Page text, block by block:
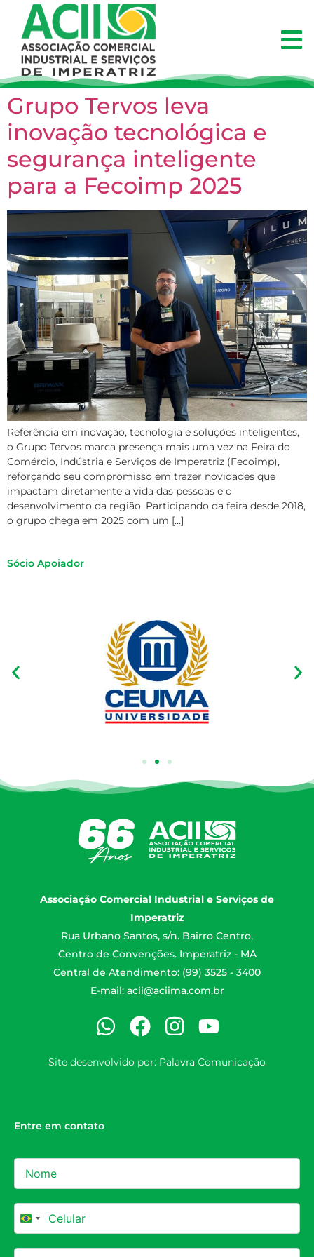
Grupo Tervos leva
inovação tecnológica e
segurança inteligente
para a Fecoimp 2025
Referência em inovação, tecnologia e soluções inteligentes,
o Grupo Tervos marca presença mais uma vez na Feira do
Comércio, Indústria e Serviços de Imperatriz (Fecoimp),
reforçando seu compromisso em trazer novidades que
impactam diretamente a vida das pessoas e o
desenvolvimento da região. Participando da feira desde 2018,
o grupo chega em 2025 com um […]
Sócio Apoiador
Associação Comercial Industrial e Serviços de
Imperatriz
Rua Urbano Santos, s/n. Bairro Centro,
Centro de Convenções. Imperatriz - MA
Central de Atendimento: (99) 3525 - 3400
E-mail: acii@aciima.com.br
Site desenvolvido por: Palavra Comunicação
Entre em contato
Brazil +55